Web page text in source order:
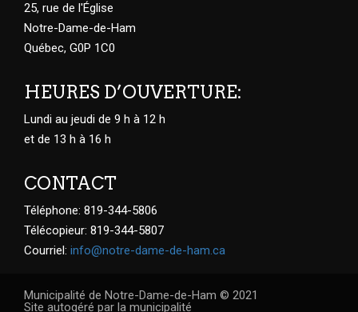
25, rue de l'Église
Notre-Dame-de-Ham
Québec, G0P 1C0
HEURES D’OUVERTURE:
Lundi au jeudi de 9 h à 12 h
et de 13 h à 16 h
CONTACT
Téléphone: 819-344-5806
Télécopieur: 819-344-5807
Courriel: info@notre-dame-de-ham.ca
Municipalité de Notre-Dame-de-Ham © 2021
Site autogéré par la municipalité